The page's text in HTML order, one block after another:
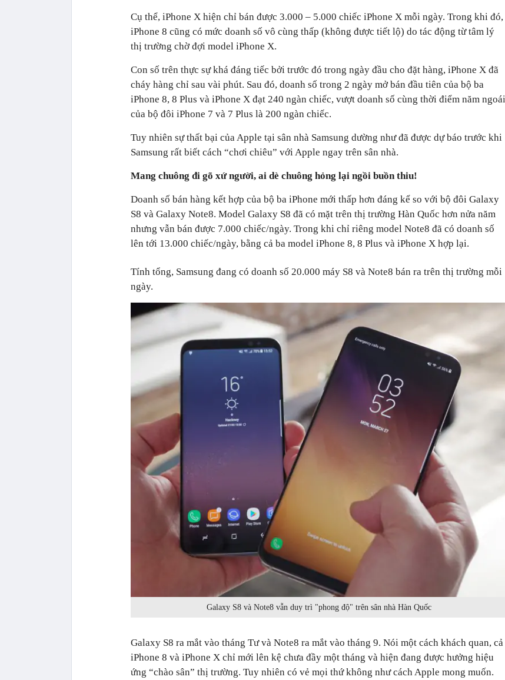
Cụ thể, iPhone X hiện chỉ bán được 3.000 – 5.000 chiếc iPhone X mỗi ngày. Trong khi đó,
iPhone 8 cũng có mức doanh số vô cùng thấp (không được tiết lộ) do tác động từ tâm lý
thị trường chờ đợi model iPhone X.
Con số trên thực sự khá đáng tiếc bởi trước đó trong ngày đầu cho đặt hàng, iPhone X đã
cháy hàng chỉ sau vài phút. Sau đó, doanh số trong 2 ngày mở bán đầu tiên của bộ ba
iPhone 8, 8 Plus và iPhone X đạt 240 ngàn chiếc, vượt doanh số cùng thời điểm năm ngoái
của bộ đôi iPhone 7 và 7 Plus là 200 ngàn chiếc.
Tuy nhiên sự thất bại của Apple tại sân nhà Samsung dường như đã được dự báo trước khi
Samsung rất biết cách “chơi chiêu” với Apple ngay trên sân nhà.
Mang chuông đi gõ xứ người, ai dè chuông hỏng lại ngồi buồn thiu!
Doanh số bán hàng kết hợp của bộ ba iPhone mới thấp hơn đáng kể so với bộ đôi Galaxy
S8 và Galaxy Note8. Model Galaxy S8 đã có mặt trên thị trường Hàn Quốc hơn nửa năm
nhưng vẫn bán được 7.000 chiếc/ngày. Trong khi chỉ riêng model Note8 đã có doanh số
lên tới 13.000 chiếc/ngày, bằng cả ba model iPhone 8, 8 Plus và iPhone X hợp lại.
Tính tổng, Samsung đang có doanh số 20.000 máy S8 và Note8 bán ra trên thị trường mỗi
ngày.
Galaxy S8 và Note8 vẫn duy trì "phong độ" trên sân nhà Hàn Quốc
Galaxy S8 ra mắt vào tháng Tư và Note8 ra mắt vào tháng 9. Nói một cách khách quan, cả
iPhone 8 và iPhone X chỉ mới lên kệ chưa đầy một tháng và hiện đang được hưởng hiệu
ứng “chào sân” thị trường. Tuy nhiên có vẻ mọi thứ không như cách Apple mong muốn.